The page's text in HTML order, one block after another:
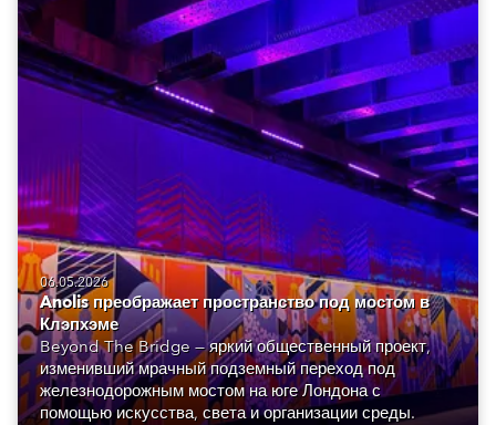
06.05.2026
Anolis преображает пространство под мостом в
Клэпхэме
Beyond The Bridge — яркий общественный проект,
изменивший мрачный подземный переход под
железнодорожным мостом на юге Лондона с
помощью искусства, света и организации среды.